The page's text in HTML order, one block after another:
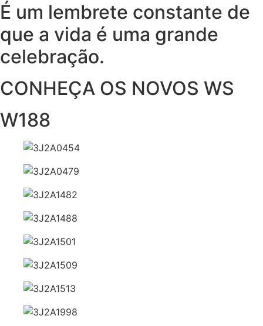
É um lembrete constante de
que a vida é uma grande
celebração.
CONHEÇA OS NOVOS WS
W188